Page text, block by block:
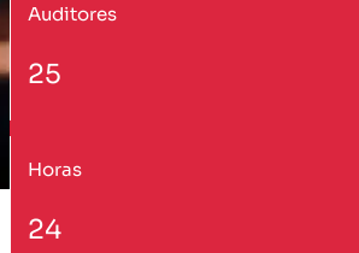
Auditores
25
Horas
24